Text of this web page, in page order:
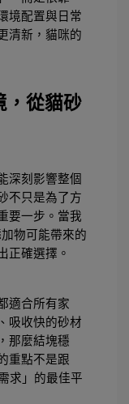
境配置與日常
清新，貓咪的
，從貓砂
深刻影響整個
不只是為了方
要一步。當我
物可能帶來的
正確選擇。
適合所有家
吸收快的砂材
那麼結塊穩
重點不是跟
求」的最佳平